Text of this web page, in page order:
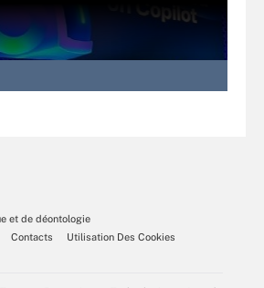
et de déontologie
Contacts
Utilisation Des Cookies